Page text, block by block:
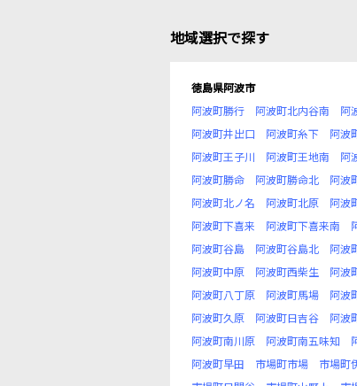
地域選択で探す
徳島県阿波市
阿波町勝行
阿波町北内谷南 阿
阿波町井出口
阿波町糸下 阿波
阿波町王子川
阿波町王地南 阿
阿波町勝命
阿波町勝命北 阿波
阿波町北ノ名
阿波町北原 阿波
阿波町下喜来
阿波町下喜来南
阿波町谷島
阿波町谷島北 阿波
阿波町中原
阿波町西柴生 阿波
阿波町八丁原
阿波町馬場 阿波
阿波町久原
阿波町日吉谷 阿波
阿波町南川原
阿波町南五味知
阿波町早田
市場町市場 市場町